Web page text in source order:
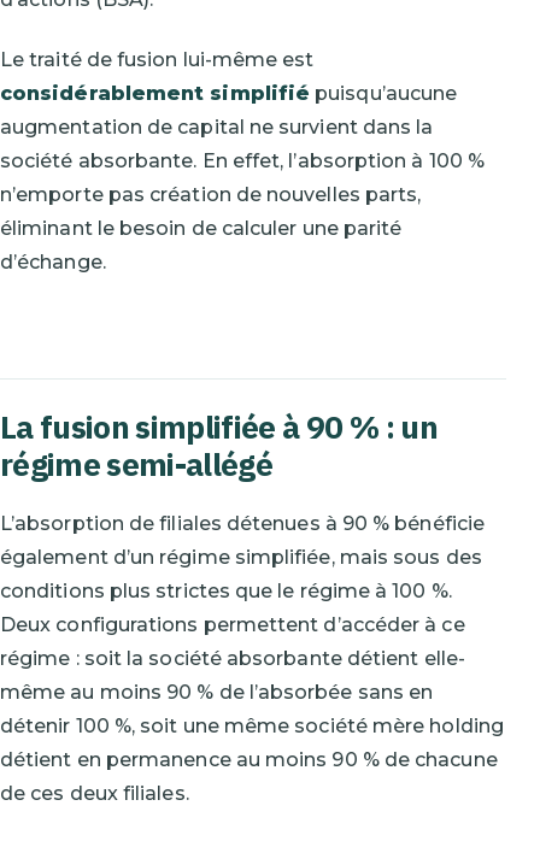
Le traité de fusion lui-même est
considérablement simplifié puisqu’aucune
augmentation de capital ne survient dans la
société absorbante. En effet, l’absorption à 100 %
n’emporte pas création de nouvelles parts,
éliminant le besoin de calculer une parité
d’échange.
La fusion simplifiée à 90 % : un
régime semi-allégé
L’absorption de filiales détenues à 90 % bénéficie
également d’un régime simplifiée, mais sous des
conditions plus strictes que le régime à 100 %.
Deux configurations permettent d’accéder à ce
régime : soit la société absorbante détient elle-
même au moins 90 % de l’absorbée sans en
détenir 100 %, soit une même société mère holding
détient en permanence au moins 90 % de chacune
de ces deux filiales.